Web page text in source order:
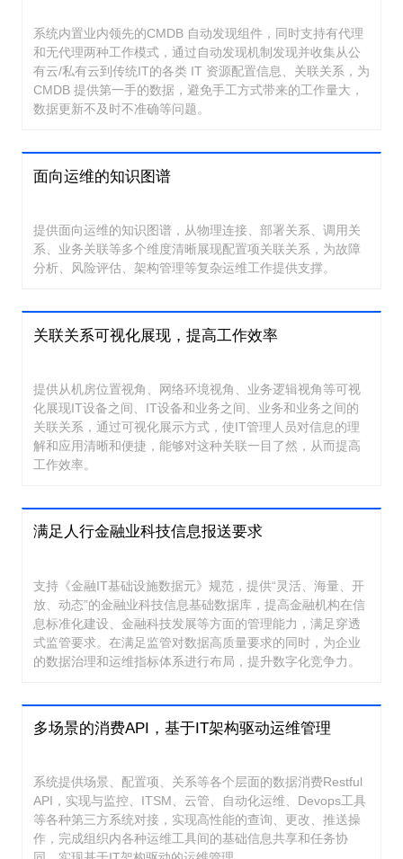
系统内置业内领先的CMDB 自动发现组件，同时支持有代理
和无代理两种工作模式，通过自动发现机制发现并收集从公
有云/私有云到传统IT的各类 IT 资源配置信息、关联关系，为
CMDB 提供第一手的数据，避免手工方式带来的工作量大，
数据更新不及时不准确等问题。
面向运维的知识图谱
提供面向运维的知识图谱，从物理连接、部署关系、调用关
系、业务关联等多个维度清晰展现配置项关联关系，为故障
分析、风险评估、架构管理等复杂运维工作提供支撑。
关联关系可视化展现，提高工作效率
提供从机房位置视角、网络环境视角、业务逻辑视角等可视
化展现IT设备之间、IT设备和业务之间、业务和业务之间的
关联关系，通过可视化展示方式，使IT管理人员对信息的理
解和应用清晰和便捷，能够对这种关联一目了然，从而提高
工作效率。
满足人行金融业科技信息报送要求
支持《金融IT基础设施数据元》规范，提供“灵活、海量、开
放、动态”的金融业科技信息基础数据库，提高金融机构在信
息标准化建设、金融科技发展等方面的管理能力，满足穿透
式监管要求。在满足监管对数据高质量要求的同时，为企业
的数据治理和运维指标体系进行布局，提升数字化竞争力。
多场景的消费API，基于IT架构驱动运维管理
系统提供场景、配置项、关系等各个层面的数据消费Restful
API，实现与监控、ITSM、云管、自动化运维、Devops工具
等各种第三方系统对接，实现高性能的查询、更改、推送操
作，完成组织内各种运维工具间的基础信息共享和任务协